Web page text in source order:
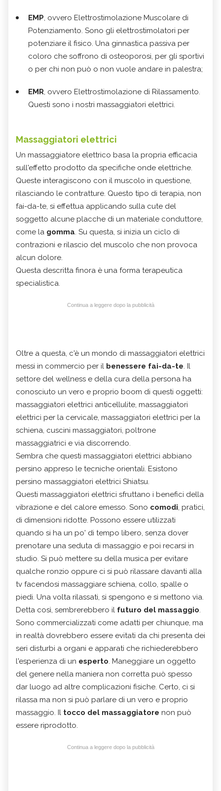
EMP, ovvero Elettrostimolazione Muscolare di
Potenziamento. Sono gli elettrostimolatori per
potenziare il fisico. Una ginnastica passiva per
coloro che soffrono di osteoporosi, per gli sportivi
o per chi non può o non vuole andare in palestra;
EMR, ovvero Elettrostimolazione di Rilassamento.
Questi sono i nostri massaggiatori elettrici.
Massaggiatori elettrici
Un massaggiatore elettrico basa la propria efficacia
sull'effetto prodotto da specifiche onde elettriche.
Queste interagiscono con il muscolo in questione,
rilasciando le contratture. Questo tipo di terapia, non
fai-da-te, si effettua applicando sulla cute del
soggetto alcune placche di un materiale conduttore,
come la gomma. Su questa, si inizia un ciclo di
contrazioni e rilascio del muscolo che non provoca
alcun dolore.
Questa descritta finora è una forma terapeutica
specialistica.
Continua a leggere dopo la pubblicità
Oltre a questa, c'è un mondo di massaggiatori elettrici
messi in commercio per il benessere fai-da-te. Il
settore del wellness e della cura della persona ha
conosciuto un vero e proprio boom di questi oggetti:
massaggiatori elettrici anticellulite, massaggiatori
elettrici per la cervicale, massaggiatori elettrici per la
schiena, cuscini massaggiatori, poltrone
massaggiatrici e via discorrendo.
Sembra che questi massaggiatori elettrici abbiano
persino appreso le tecniche orientali. Esistono
persino massaggiatori elettrici Shiatsu.
Questi massaggiatori elettrici sfruttano i benefici della
vibrazione e del calore emesso. Sono comodi, pratici,
di dimensioni ridotte. Possono essere utilizzati
quando si ha un po' di tempo libero, senza dover
prenotare una seduta di massaggio e poi recarsi in
studio. Si può mettere su della musica per evitare
qualche ronzio oppure ci si può rilassare davanti alla
tv facendosi massaggiare schiena, collo, spalle o
piedi. Una volta rilassati, si spengono e si mettono via.
Detta così, sembrerebbero il futuro del massaggio.
Sono commercializzati come adatti per chiunque, ma
in realtà dovrebbero essere evitati da chi presenta dei
seri disturbi a organi e apparati che richiederebbero
l'esperienza di un esperto. Maneggiare un oggetto
del genere nella maniera non corretta può spesso
dar luogo ad altre complicazioni fisiche. Certo, ci si
rilassa ma non si può parlare di un vero e proprio
massaggio. Il tocco del massaggiatore non può
essere riprodotto.
Continua a leggere dopo la pubblicità